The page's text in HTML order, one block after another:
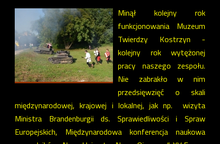
Minął kolejny rok
funkcjonowania Muzeum
Twierdzy Kostrzyn -
kolejny rok wytężonej
pracy naszego zespołu.
Nie zabrakło w nim
przedsięwzięć o skali
międzynarodowej, krajowej i lokalnej, jak np. wizyta
Ministra Brandenburgii ds. Sprawiedliwości i Spraw
Europejskich, Międzynarodowa konferencja naukowa